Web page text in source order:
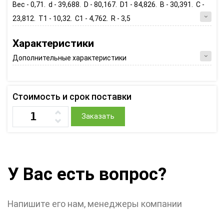
Вес - 0,71. d - 39,688. D - 80,167. D1 - 84,826. B - 30,391. C -
23,812. T1 - 10,32. C1 - 4,762. R - 3,5
Характеристики
Дополнительные характеристики
Стоимость и срок поставки
Заказать
У Вас есть вопрос?
Напишите его нам, менеджеры компании